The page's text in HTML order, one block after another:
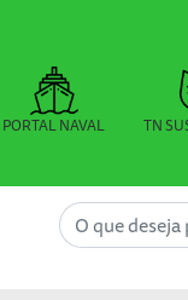
PORTAL NAVAL TN